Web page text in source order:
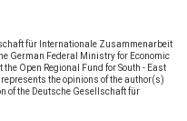
für Internationale Zusammenarbeit
German Federal Ministry for Economic
Open Regional Fund for South - East
represents the opinions of the author(s)
of the Deutsche Gesellschaft für